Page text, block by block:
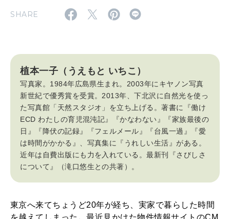
特集
2026年7月号「鎌倉 ローカルが 教えてくれた 本当の歩き方。」
2026年6月号「大銀座 トレンドが生まれる 新しい一流店へ。」
2026年5月号「“大好き”に出会いに。韓国」
2026年4月号「未来をつくる、学びの教科書。」
2026年2月号「良運を掴む 新・開運術。」
MAGAZINE MOOK
FOLLOW US!
SHARE
植本一子（うえもと いちこ）
写真家。1984年広島県生まれ。2003年にキヤノン写真
新世紀で優秀賞を受賞。2013年、下北沢に自然光を使っ
た写真館「天然スタジオ」を立ち上げる。著書に『働け
ECD わたしの育児混沌記』『かなわない』『家族最後の
日』『降伏の記録』『フェルメール』『台風一過』『愛
は時間がかかる』、写真集に『うれしい生活』がある。
近年は自費出版にも力を入れている。最新刊『さびしさ
について』（滝口悠生との共著）。
東京へ来てちょうど20年が経ち、実家で暮らした時間
を越えてしまった。最近見かけた物件情報サイトのCM